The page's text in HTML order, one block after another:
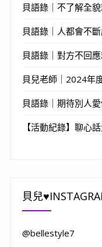
貝語錄｜不了解全
貝語錄｜人都會不
貝語錄｜對方不回
貝兒老師｜2024年
貝語錄｜期待別人
【活動紀錄】聊心
貝兒
@bellestyle7